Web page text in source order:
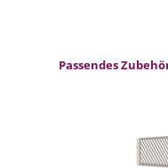
Produktgalerie
Passendes